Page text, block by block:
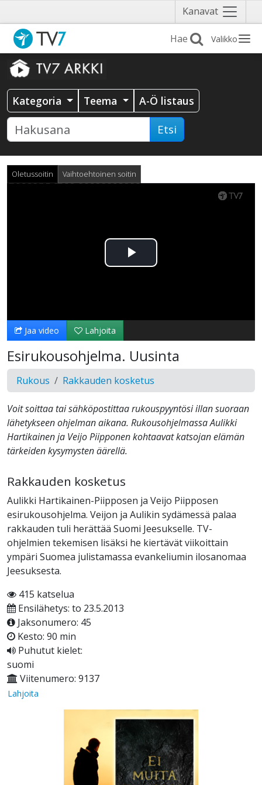
Kanavat Näytä
valikko
Valikko
Kategoria Teema A-Ö listaus
Etsi
Oletussoitin Vaihtoehtoinen soitin
Toista
Jaa video Lahjoita
Esirukousohjelma. Uusinta
Rukous Rakkauden kosketus
Voit soittaa tai sähköpostittaa rukouspyyntösi illan suoraan
lähetykseen ohjelman aikana. Rukousohjelmassa Aulikki
Hartikainen ja Veijo Piipponen kohtaavat katsojan elämän
tärkeiden kysymysten äärellä.
Rakkauden kosketus
Aulikki Hartikainen-Piipposen ja Veijo Piipposen
esirukousohjelma. Veijon ja Aulikin sydämessä palaa
rakkauden tuli herättää Suomi Jeesukselle. TV-
ohjelmien tekemisen lisäksi he kiertävät viikoittain
ympäri Suomea julistamassa evankeliumin ilosanomaa
Jeesuksesta.
415 katselua
Ensilähetys: to 23.5.2013
Jaksonumero: 45
Kesto: 90 min
Puhutut kielet:
suomi
Viitenumero: 9137
Lahjoita